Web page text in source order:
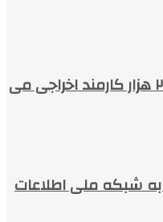
هوش مصنوعی جایگزین ۲ هزار کارمند اخراجی می